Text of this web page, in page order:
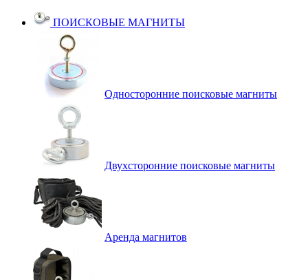
ПОИСКОВЫЕ МАГНИТЫ
Односторонние поисковые магниты
Двухсторонние поисковые магниты
Аренда магнитов